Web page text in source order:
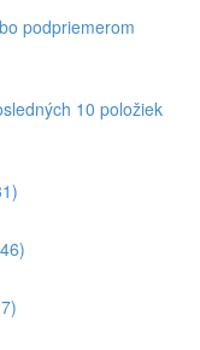
podpriemerom
10 položiek